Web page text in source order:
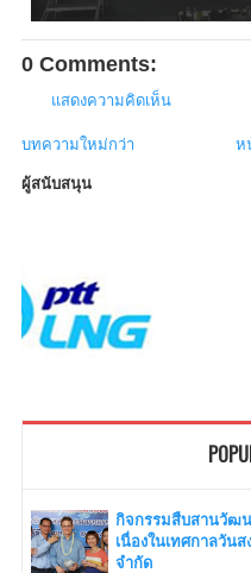
0 Comments:
แสดงความคิดเห็น
บทความใหม่กว่า ห
ผู้สนับสนุน
กิจกรรมสืบสานวัฒ
เนื่องในเทศกาลวัน
จำกัด